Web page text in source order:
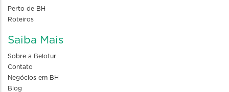
Perto de BH
Roteiros
Saiba Mais
Sobre a Belotur
Contato
Negócios em BH
Blog